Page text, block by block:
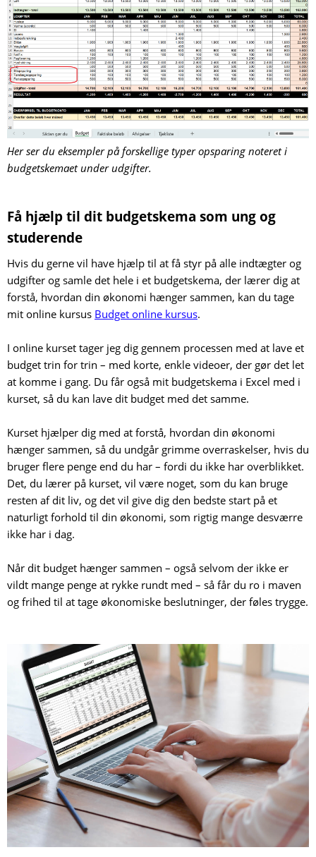
Her ser du eksempler på forskellige typer opsparing noteret i
budgetskemaet under udgifter.
Få hjælp til dit budgetskema som ung og
studerende
Hvis du gerne vil have hjælp til at få styr på alle indtægter og
udgifter og samle det hele i et budgetskema, der lærer dig at
forstå, hvordan din økonomi hænger sammen, kan du tage
mit online kursus Budget online kursus.
I online kurset tager jeg dig gennem processen med at lave et
budget trin for trin – med korte, enkle videoer, der gør det let
at komme i gang. Du får også mit budgetskema i Excel med i
kurset, så du kan lave dit budget med det samme.
Kurset hjælper dig med at forstå, hvordan din økonomi
hænger sammen, så du undgår grimme overraskelser, hvis du
bruger flere penge end du har – fordi du ikke har overblikket.
Det, du lærer på kurset, vil være noget, som du kan bruge
resten af dit liv, og det vil give dig den bedste start på et
naturligt forhold til din økonomi, som rigtig mange desværre
ikke har i dag.
Når dit budget hænger sammen – også selvom der ikke er
vildt mange penge at rykke rundt med – så får du ro i maven
og frihed til at tage økonomiske beslutninger, der føles trygge.